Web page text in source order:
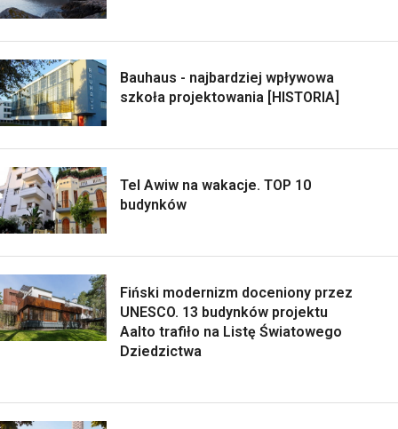
Bauhaus - najbardziej wpływowa
szkoła projektowania [HISTORIA]
Tel Awiw na wakacje. TOP 10
budynków
Fiński modernizm doceniony przez
UNESCO. 13 budynków projektu
Aalto trafiło na Listę Światowego
Dziedzictwa